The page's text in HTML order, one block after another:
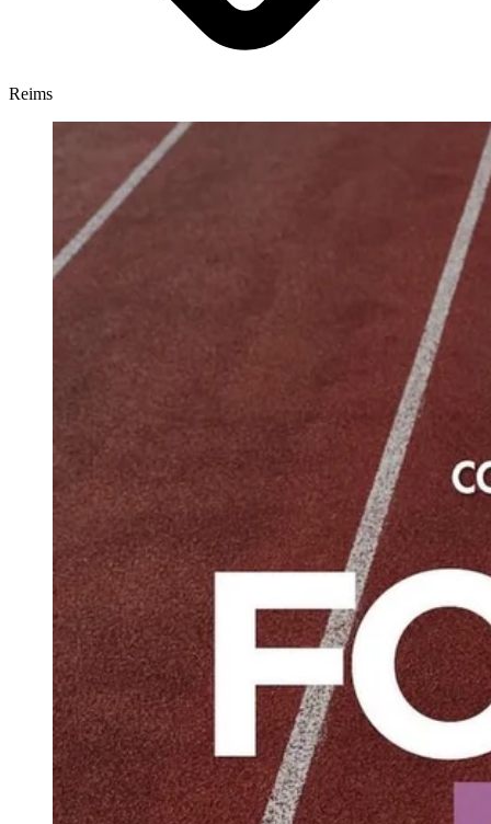
Reims